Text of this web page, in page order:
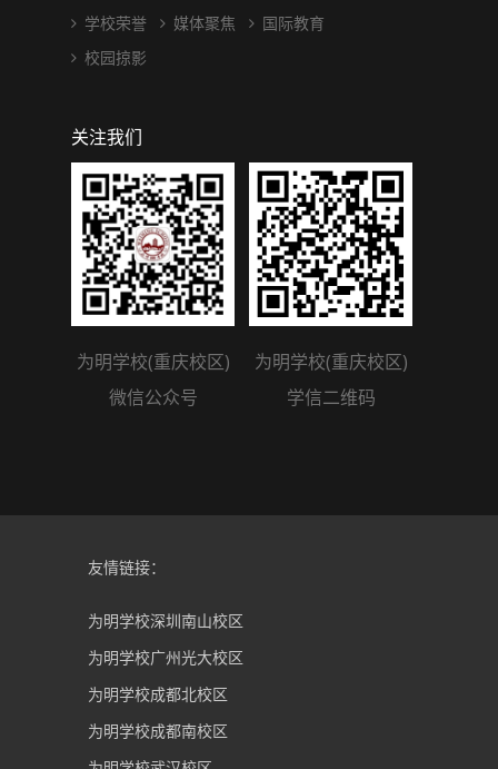
学校荣誉
校园掠影
媒体聚焦
国际教育
关注我们
为明学校(重庆校区)
微信公众号
为明学校(重庆校区)
学信二维码
友情链接：
为明学校深圳南山校区
为明学校广州光大校区
为明学校成都北校区
为明学校成都南校区